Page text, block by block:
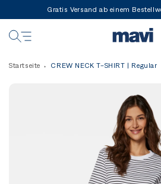
Gratis Versand ab einem
Startseite CREW NECK T-SHIRT | Regular